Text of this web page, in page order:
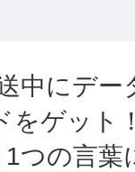
中にデ
をゲット
つの言葉